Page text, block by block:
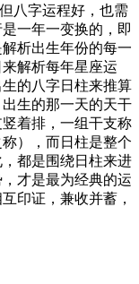
八字运程好，也需
一年一变换的，即
析出生年份的每一
解析每年星座运
的八字日柱来推算
生的那一天的天干
着排，一组干支称
），而日柱是整个
都是围绕日柱来进
才是最为经典的运
印证，兼收并蓄，